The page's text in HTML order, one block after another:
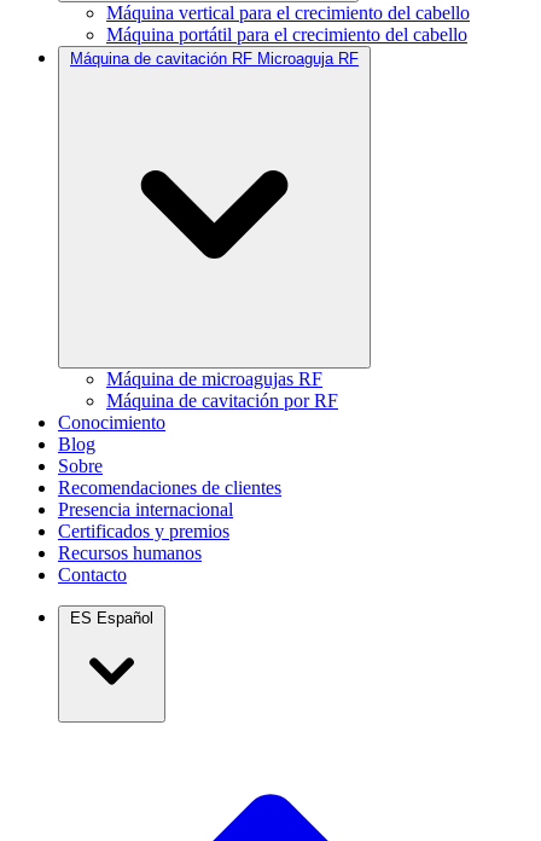
Máquina vertical para el crecimiento del cabello
Máquina portátil para el crecimiento del cabello
Máquina de cavitación RF Microaguja RF
Máquina de microagujas RF
Máquina de cavitación por RF
Conocimiento
Blog
Sobre
Recomendaciones de clientes
Presencia internacional
Certificados y premios
Recursos humanos
Contacto
ES Español